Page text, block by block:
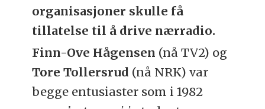
organisasjoner skulle få
tillatelse til å drive nærradio.
Finn-Ove Hågensen (nå TV2) og
Tore Tollersrud (nå NRK) var
begge entusiaster som i 1982